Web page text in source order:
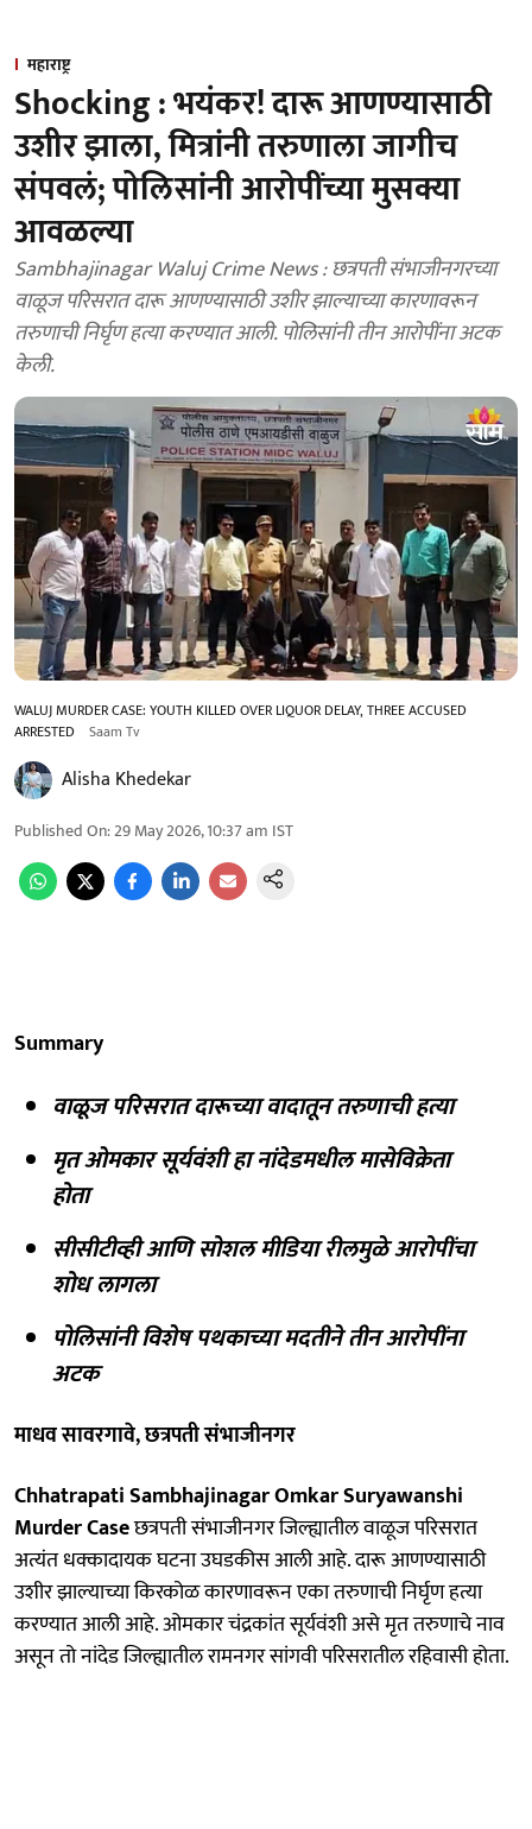
महाराष्ट्र
Shocking : भयंकर! दारू आणण्यासाठी
उशीर झाला, मित्रांनी तरुणाला जागीच
संपवलं; पोलिसांनी आरोपींच्या मुसक्या
आवळल्या
Sambhajinagar Waluj Crime News : छत्रपती संभाजीनगरच्या
वाळूज परिसरात दारू आणण्यासाठी उशीर झाल्याच्या कारणावरून
तरुणाची निर्घृण हत्या करण्यात आली. पोलिसांनी तीन आरोपींना अटक
केली.
WALUJ MURDER CASE: YOUTH KILLED OVER LIQUOR DELAY, THREE ACCUSED
ARRESTED Saam Tv
Alisha Khedekar
Published On:29 May 2026, 10:37 am IST
Summary
वाळूज परिसरात दारूच्या वादातून तरुणाची हत्या
मृत ओमकार सूर्यवंशी हा नांदेडमधील मासेविक्रेता
होता
सीसीटीव्ही आणि सोशल मीडिया रीलमुळे आरोपींचा
शोध लागला
पोलिसांनी विशेष पथकाच्या मदतीने तीन आरोपींना
अटक
माधव सावरगावे, छत्रपती संभाजीनगर
Chhatrapati Sambhajinagar Omkar Suryawanshi
Murder Caseछत्रपती संभाजीनगर जिल्ह्यातील वाळूज परिसरात
अत्यंत धक्कादायक घटना उघडकीस आली आहे. दारू आणण्यासाठी
उशीर झाल्याच्या किरकोळ कारणावरून एका तरुणाची निर्घृण हत्या
करण्यात आली आहे. ओमकार चंद्रकांत सूर्यवंशी असे मृत तरुणाचे नाव
असून तो नांदेड जिल्ह्यातील रामनगर सांगवी परिसरातील रहिवासी होता.